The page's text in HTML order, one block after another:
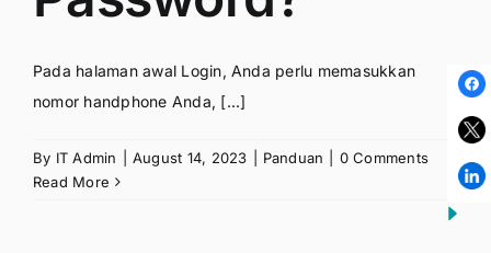
Pada halaman awal Login, Anda perlu memasukkan
nomor handphone Anda, [...]
By IT Admin August 14, 2023 Panduan
0 Comments
Read More